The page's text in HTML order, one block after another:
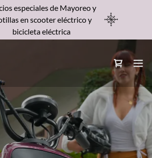
especiales de Mayoreo y
en scooter eléctrico y
bicicleta eléctrica